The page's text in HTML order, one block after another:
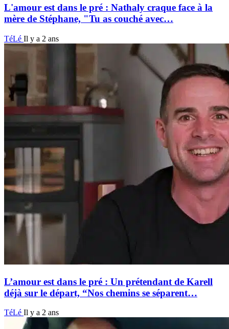
L'amour est dans le pré : Nathaly craque face à la
mère de Stéphane, "Tu as couché avec…
TéLé Il y a 2 ans
L’amour est dans le pré : Un prétendant de Karell
déjà sur le départ, “Nos chemins se séparent…
TéLé Il y a 2 ans